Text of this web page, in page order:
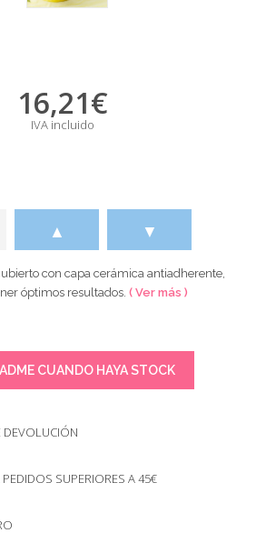
16,21€
IVA incluido
▲ ▼
con capa cerámica antiadherente,
óptimos resultados.( Ver más )
CUANDO HAYA STOCK
DEVOLUCIÓN
PEDIDOS SUPERIORES A 45€